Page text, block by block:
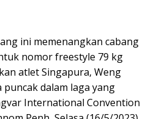
ini memenangkan cabang
nomor freestyle 79 kg
atlet Singapura, Weng
puncak dalam laga yang
International Convention